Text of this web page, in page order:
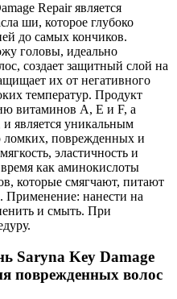
Repair является
ши, которое глубоко
до самых кончиков.
головы, идеально
создает защитный слой на
их от негативного
температур. Продукт
витаминов А, Е и F, а
является уникальным
ломких, поврежденных и
эластичность и
как аминокислоты
которые смягчают, питают
Применение: нанести на
и смыть. При
Saryna Key Damage
поврежденных волос